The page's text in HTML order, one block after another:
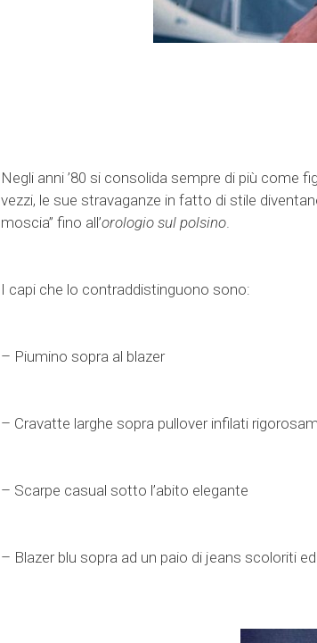
Negli anni ’80 si consolida sempre di più come
vezzi, le sue stravaganze in fatto di stile
moscia” fino all’orologio sul polsino
I capi che lo contraddistinguono sono:
– Piumino sopra al blazer
– Cravatte larghe sopra pullover infilati
– Scarpe casual sotto l’abito elegante
– Blazer blu sopra ad un paio di jeans scoloriti